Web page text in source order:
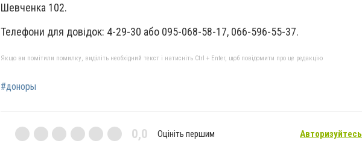
Шевченка 102.
Телефони для довідок: 4-29-30 або 095-068-58-17, 066-596-55-37.
Якщо ви помітили помилку, виділіть необхідний текст і натисніть Ctrl + Enter, щоб повідомити про це редакцію
#доноры
0,0 Оцініть першим Авторизуйтесь